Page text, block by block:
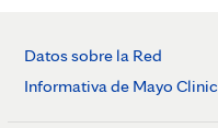
Datos sobre la Red
Informativa de Mayo Clinic